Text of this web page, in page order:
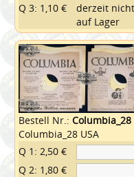
Q 3: 1,10 €
derzeit nicht
auf Lager
Bestell Nr.:Columbia_28
Columbia_28 USA
Q 1: 2,50 €
Q 2: 1,80 €